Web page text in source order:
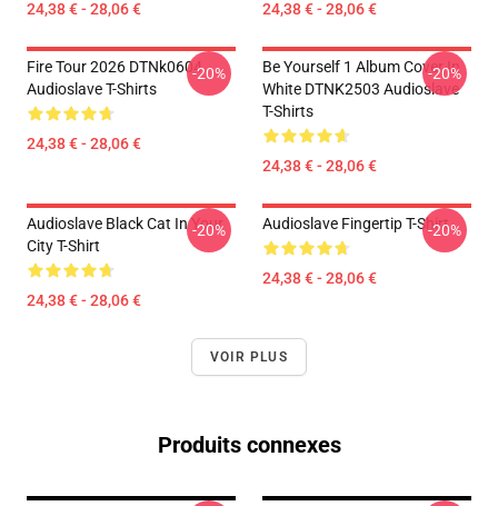
24,38 € - 28,06 € 24,38 € - 28,06 €
Fire Tour 2026 DTNk0604
Audioslave T-Shirts
24,38 € - 28,06 €
-20%
Be Yourself 1 Album Cover In
White DTNK2503 Audioslave
T-Shirts
24,38 € - 28,06 €
-20%
Audioslave Black Cat In Your
City T-Shirt
24,38 € - 28,06 €
-20% Audioslave Fingertip T-Shirt
24,38 € - 28,06 €
-20%
VOIR PLUS
Produits connexes